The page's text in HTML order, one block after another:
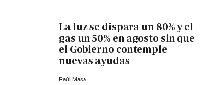
La luz se dispara un 80% y el
gas un 50% en agosto sin que
el Gobierno contemple
nuevas ayudas
Raúl Masa